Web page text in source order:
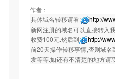
作者：
具体域名转移请看:
http://
新网注册的域名可以直接转入
收费100元.然后到
http://
前20天操作转移事情,否则域
发等等.如还有不清楚的地方